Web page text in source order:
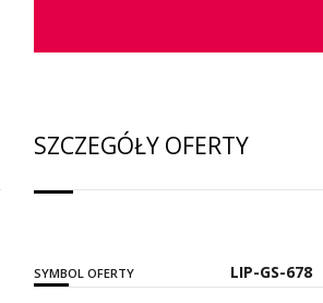
SZCZEGÓŁY OFERTY
SYMBOL OFERTY LIP-GS-678